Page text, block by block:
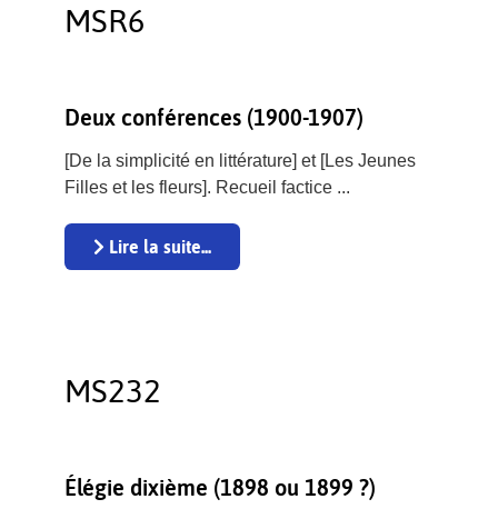
MSR6
Deux conférences (1900-1907)
[De la simplicité en littérature] et [Les Jeunes
Filles et les fleurs]. Recueil factice ...
Lire la suite...
MS232
Élégie dixième (1898 ou 1899 ?)